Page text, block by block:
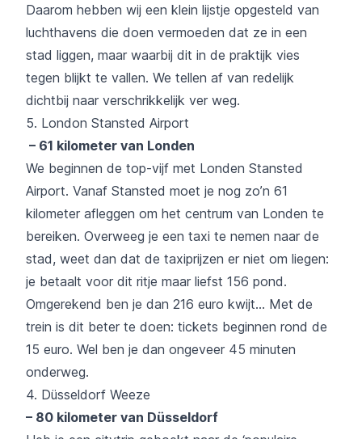
Daarom hebben wij een klein lijstje opgesteld van
luchthavens die doen vermoeden dat ze in een
stad liggen, maar waarbij dit in de praktijk vies
tegen blijkt te vallen. We tellen af van redelijk
dichtbij naar verschrikkelijk ver weg.
5. London Stansted Airport
– 61 kilometer van Londen
We beginnen de top-vijf met Londen Stansted
Airport. Vanaf Stansted moet je nog zo’n 61
kilometer afleggen om het centrum van Londen te
bereiken. Overweeg je een taxi te nemen naar de
stad, weet dan dat de taxiprijzen er niet om liegen:
je betaalt voor dit ritje maar liefst 156 pond.
Omgerekend ben je dan 216 euro kwijt… Met de
trein is dit beter te doen: tickets beginnen rond de
15 euro. Wel ben je dan ongeveer 45 minuten
onderweg.
4. Düsseldorf Weeze
– 80 kilometer van Düsseldorf